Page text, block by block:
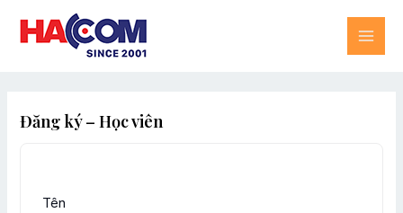
content
Đăng ký – Học viên
Tên